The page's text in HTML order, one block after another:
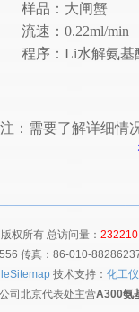
样品：大闸蟹
流速：0.22ml/min
程序：Li水解氨基
：需要了解详细情
权所有 总访问量： 232210
传真：86-010-
技术支持： 化工
司北京代表处主营A300氨